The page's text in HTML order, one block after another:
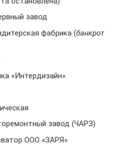
завод
фабрика (банкрот
«Интердизайн»
завод (ЧАРЗ)
ООО «ЗАРЯ»